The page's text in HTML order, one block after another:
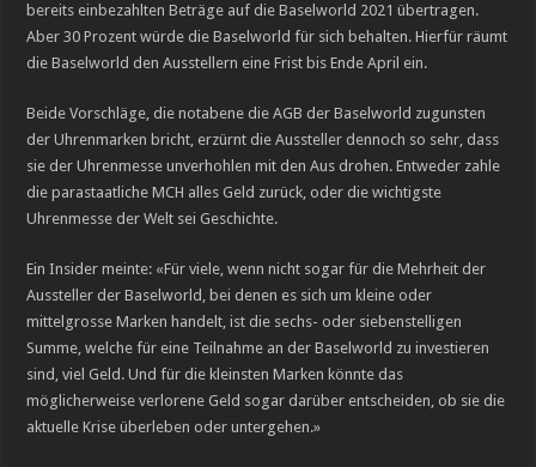
bereits einbezahlten Beträge auf die Baselworld 2021 übertragen.
Aber 30 Prozent würde die Baselworld für sich behalten. Hierfür räumt
die Baselworld den Ausstellern eine Frist bis Ende April ein.
Beide Vorschläge, die notabene die AGB der Baselworld zugunsten
der Uhrenmarken bricht, erzürnt die Aussteller dennoch so sehr, dass
sie der Uhrenmesse unverhohlen mit den Aus drohen. Entweder zahle
die parastaatliche MCH alles Geld zurück, oder die wichtigste
Uhrenmesse der Welt sei Geschichte.
Ein Insider meinte: «Für viele, wenn nicht sogar für die Mehrheit der
Aussteller der Baselworld, bei denen es sich um kleine oder
mittelgrosse Marken handelt, ist die sechs- oder siebenstelligen
Summe, welche für eine Teilnahme an der Baselworld zu investieren
sind, viel Geld. Und für die kleinsten Marken könnte das
möglicherweise verlorene Geld sogar darüber entscheiden, ob sie die
aktuelle Krise überleben oder untergehen.»